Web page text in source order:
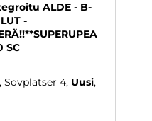
ALDE - B-
-
SC
Sovplatser 4 Uusi